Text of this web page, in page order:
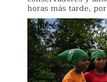
horas más tarde,